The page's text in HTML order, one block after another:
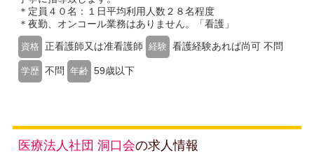
＊定員４０名：１日平均利用人数２８名程度
＊夜勤、オンコール業務はありません。「看護」
資格 正看護師又は准看護師 経験 看護経験あれば尚可 不問
学歴 不問 年齢 59歳以下
医療法人社団 洞口会の求人情報